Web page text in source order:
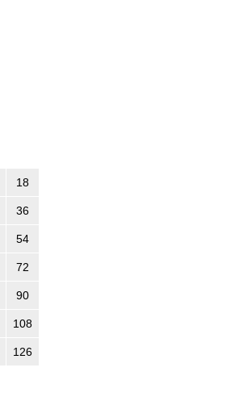
18
36
54
72
90
108
126